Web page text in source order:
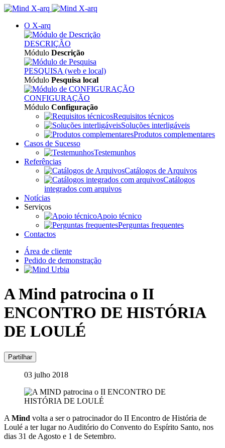
O X-arq
DESCRIÇÃO
Módulo Descrição
PESQUISA (web e local)
Módulo Pesquisa local
CONFIGURAÇÃO
Módulo Configuração
Requisitos técnicos
Soluções interligáveis
Produtos complementares
Casos de Sucesso
Testemunhos
Referências
Catálogos de Arquivos
Catálogos
integrados com arquivos
Notícias
Serviços
Apoio técnico
Perguntas frequentes
Contactos
Área de cliente
Pedido de demonstração
A Mind patrocina o II
ENCONTRO DE HISTÓRIA
DE LOULÉ
Partilhar
03 julho 2018
A Mind volta a ser o patrocinador do II Encontro de História de
Loulé a ter lugar no Auditório do Convento do Espírito Santo, nos
dias 31 de Agosto e 1 de Setembro.